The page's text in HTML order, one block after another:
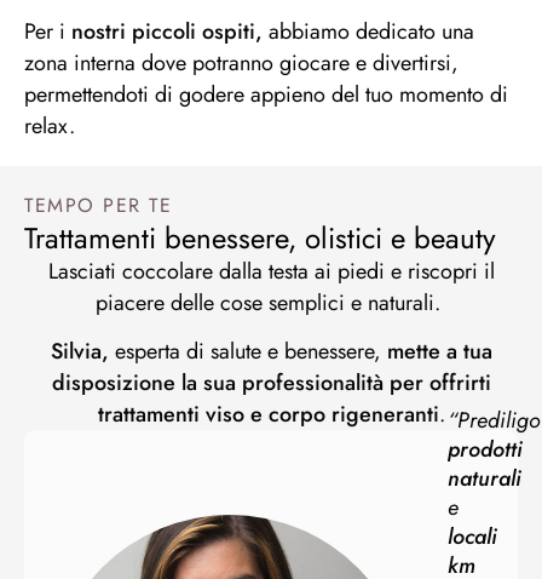
Per i nostri piccoli ospiti, abbiamo dedicato una
zona interna dove potranno giocare e divertirsi,
permettendoti di godere appieno del tuo momento di
relax.
TEMPO PER TE
Trattamenti benessere, olistici e beauty
Lasciati coccolare dalla testa ai piedi e riscopri il
piacere delle cose semplici e naturali.
Silvia, esperta di salute e benessere, mette a tua
disposizione la sua professionalità per offrirti
trattamenti viso e corpo rigeneranti.“Prediligo
prodotti
naturali
e
locali
km